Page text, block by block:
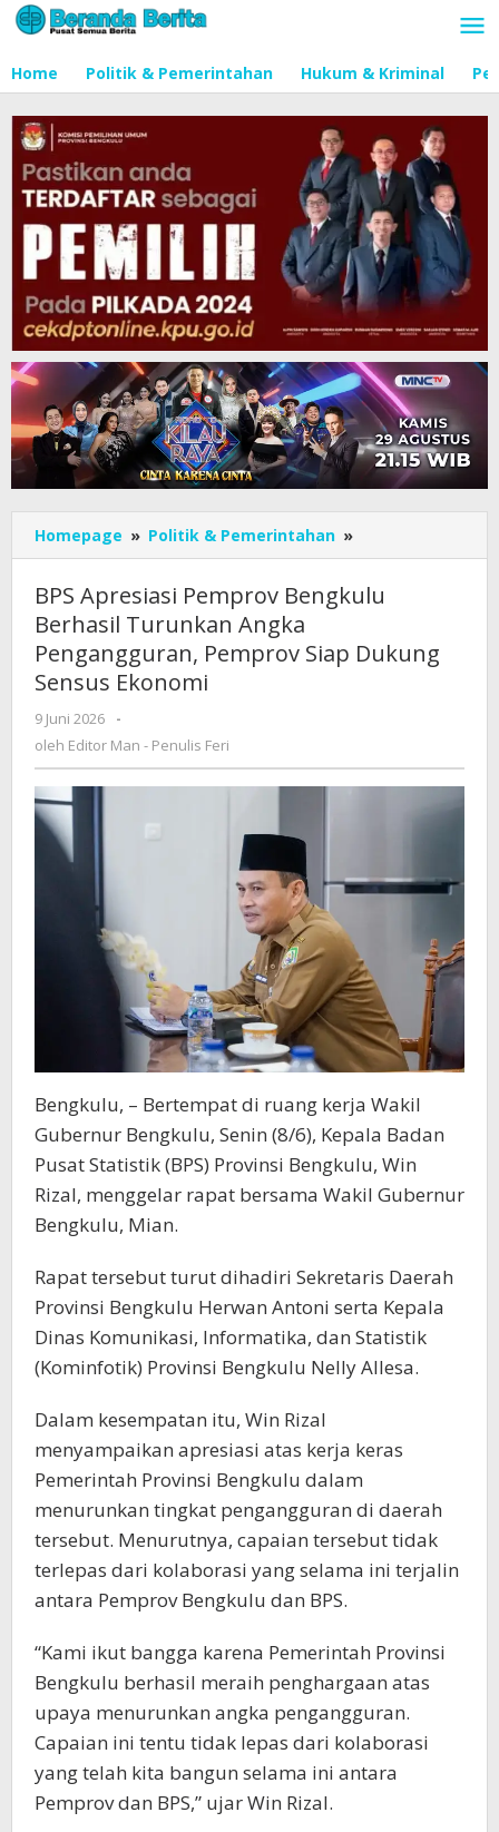
Lewati
ke
Home Politik & Pemerintahan Hukum & Kriminal
Homepage » Politik & Pemerintahan »
Apresiasi
Bengkulu
Turunkan
Dukung
Sensus
Ekonomi
BPS Apresiasi Pemprov Bengkulu
Berhasil Turunkan Angka
Pengangguran, Pemprov Siap Dukung
Sensus Ekonomi
9 Juni 2026
oleh
Editor
-
oleh Editor Man - Penulis Feri
Bengkulu, – Bertempat di ruang kerja Wakil
Gubernur Bengkulu, Senin (8/6), Kepala Badan
Pusat Statistik (BPS) Provinsi Bengkulu, Win
Rizal, menggelar rapat bersama Wakil Gubernur
Bengkulu, Mian.
Rapat tersebut turut dihadiri Sekretaris Daerah
Provinsi Bengkulu Herwan Antoni serta Kepala
Dinas Komunikasi, Informatika, dan Statistik
(Kominfotik) Provinsi Bengkulu Nelly Allesa.
Dalam kesempatan itu, Win Rizal
menyampaikan apresiasi atas kerja keras
Pemerintah Provinsi Bengkulu dalam
menurunkan tingkat pengangguran di daerah
tersebut. Menurutnya, capaian tersebut tidak
terlepas dari kolaborasi yang selama ini terjalin
antara Pemprov Bengkulu dan BPS.
“Kami ikut bangga karena Pemerintah Provinsi
Bengkulu berhasil meraih penghargaan atas
upaya menurunkan angka pengangguran.
Capaian ini tentu tidak lepas dari kolaborasi
yang telah kita bangun selama ini antara
Pemprov dan BPS,” ujar Win Rizal.